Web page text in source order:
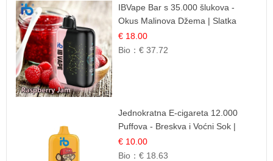
IBVape Bar s 35.000 šlukova -
Okus Malinova Džema | Slatka
Voćna Aroma
€ 18.00
Bio：€ 37.72
Jednokratna E-cigareta 12.000
Puffova - Breskva i Voćni Sok |
Osježavajuća Voćna Mješavina
€ 10.00
Bio：€ 18.63